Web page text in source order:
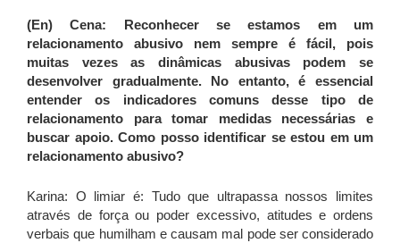
(En) Cena: Reconhecer se estamos em um
relacionamento abusivo nem sempre é fácil, pois
muitas vezes as dinâmicas abusivas podem se
desenvolver gradualmente. No entanto, é essencial
entender os indicadores comuns desse tipo de
relacionamento para tomar medidas necessárias e
buscar apoio. Como posso identificar se estou em um
relacionamento abusivo?
Karina: O limiar é: Tudo que ultrapassa nossos limites
através de força ou poder excessivo, atitudes e ordens
verbais que humilham e causam mal pode ser considerado